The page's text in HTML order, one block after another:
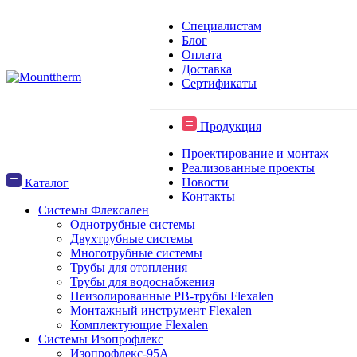
Специалистам
Блог
Оплата
Доставка
Сертификаты
Продукция
Проектирование и монтаж
Реализованные проекты
Новости
Контакты
Каталог
Системы Флексален
Однотрубные системы
Двухтрубные системы
Многотрубные системы
Трубы для отопления
Трубы для водоснабжения
Неизолированные PB-трубы Flexalen
Монтажный инструмент Flexalen
Комплектующие Flexalen
Системы Изопрофлекс
Изопрофлекс-95А